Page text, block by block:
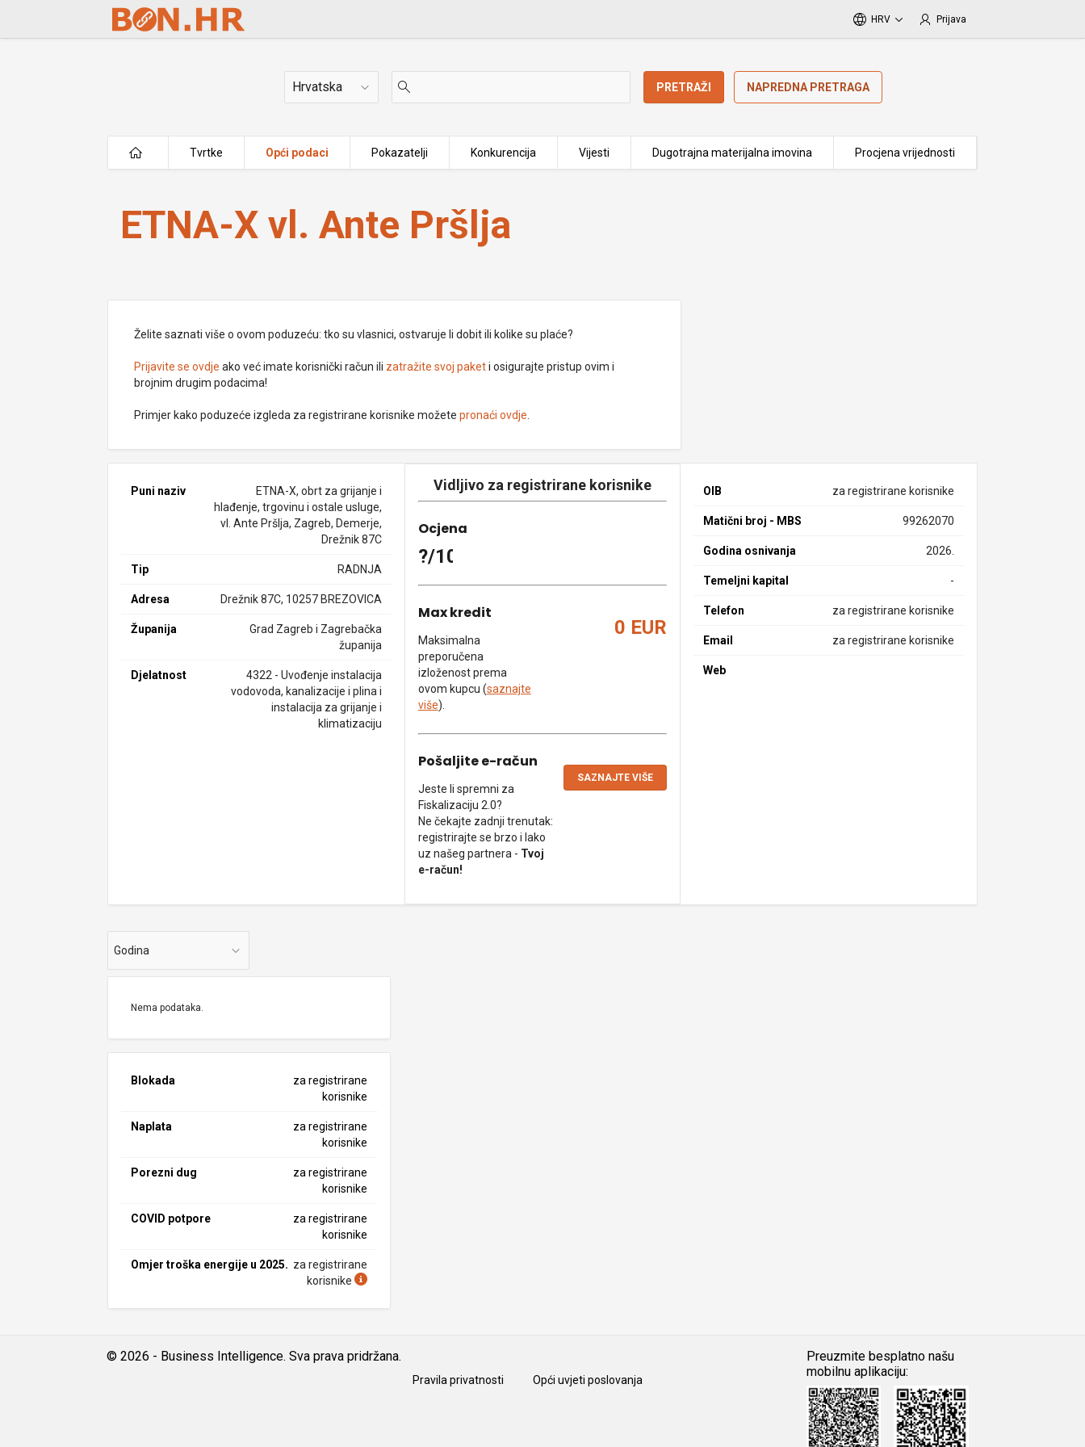
Skip to Main Content
HRV Prijava
Država PRETRAŽI NAPREDNA PRETRAGA
Tvrtke Opći podaci Pokazatelji Konkurencija Vijesti Dugotrajna materijalna imovina Procjena vrijednosti
ETNA-X vl. Ante Pršlja
ETNA-X vl. Ante Pršlja
Želite saznati više o ovom poduzeću: tko su vlasnici, ostvaruje li dobit ili kolike su plaće?
Prijavite se ovdje ako već imate korisnički račun ili zatražite svoj paketi osigurajte pristup ovim i
brojnim drugim podacima!
Primjer kako poduzeće izgleda za registrirane korisnike možetepronaći ovdje
Puni naziv
ETNA-X, obrt za grijanje i
hlađenje, trgovinu i ostale usluge,
vl. Ante Pršlja, Zagreb, Demerje,
Drežnik 87C
Tip RADNJA
Adresa Drežnik 87C, 10257 BREZOVICA
Županija
Grad Zagreb i Zagrebačka
županija
Djelatnost
4322 - Uvođenje instalacija
vodovoda, kanalizacije i plina i
instalacija za grijanje i
klimatizaciju
Vidljivo za registrirane korisnike
Ocjena
?/10
Max kredit
Maksimalna
preporučena
izloženost prema
ovom kupcu (saznajte
više).
0 EUR
Pošaljite e-račun
Jeste li spremni za
Fiskalizaciju 2.0?
Ne čekajte zadnji trenutak:
registrirajte se brzo i lako
uz našeg partnera - Tvoj
e-račun!
SAZNAJTE VIŠE
OIB za registrirane korisnike
Matični broj - MBS 99262070
Godina osnivanja 2026.
Temeljni kapital -
Telefon za registrirane korisnike
Email za registrirane korisnike
Web
Godina
Nema podataka.
Blokada
za registrirane
korisnike
Naplata
za registrirane
korisnike
Porezni dug
za registrirane
korisnike
COVID potpore
za registrirane
korisnike
Omjer troška energije u 2025. za registrirane
korisnike
© 2026 - Business Intelligence. Sva prava pridržana.
Pravila privatnosti Opći uvjeti poslovanja
Preuzmite besplatno našu
mobilnu aplikaciju:
Android iOS